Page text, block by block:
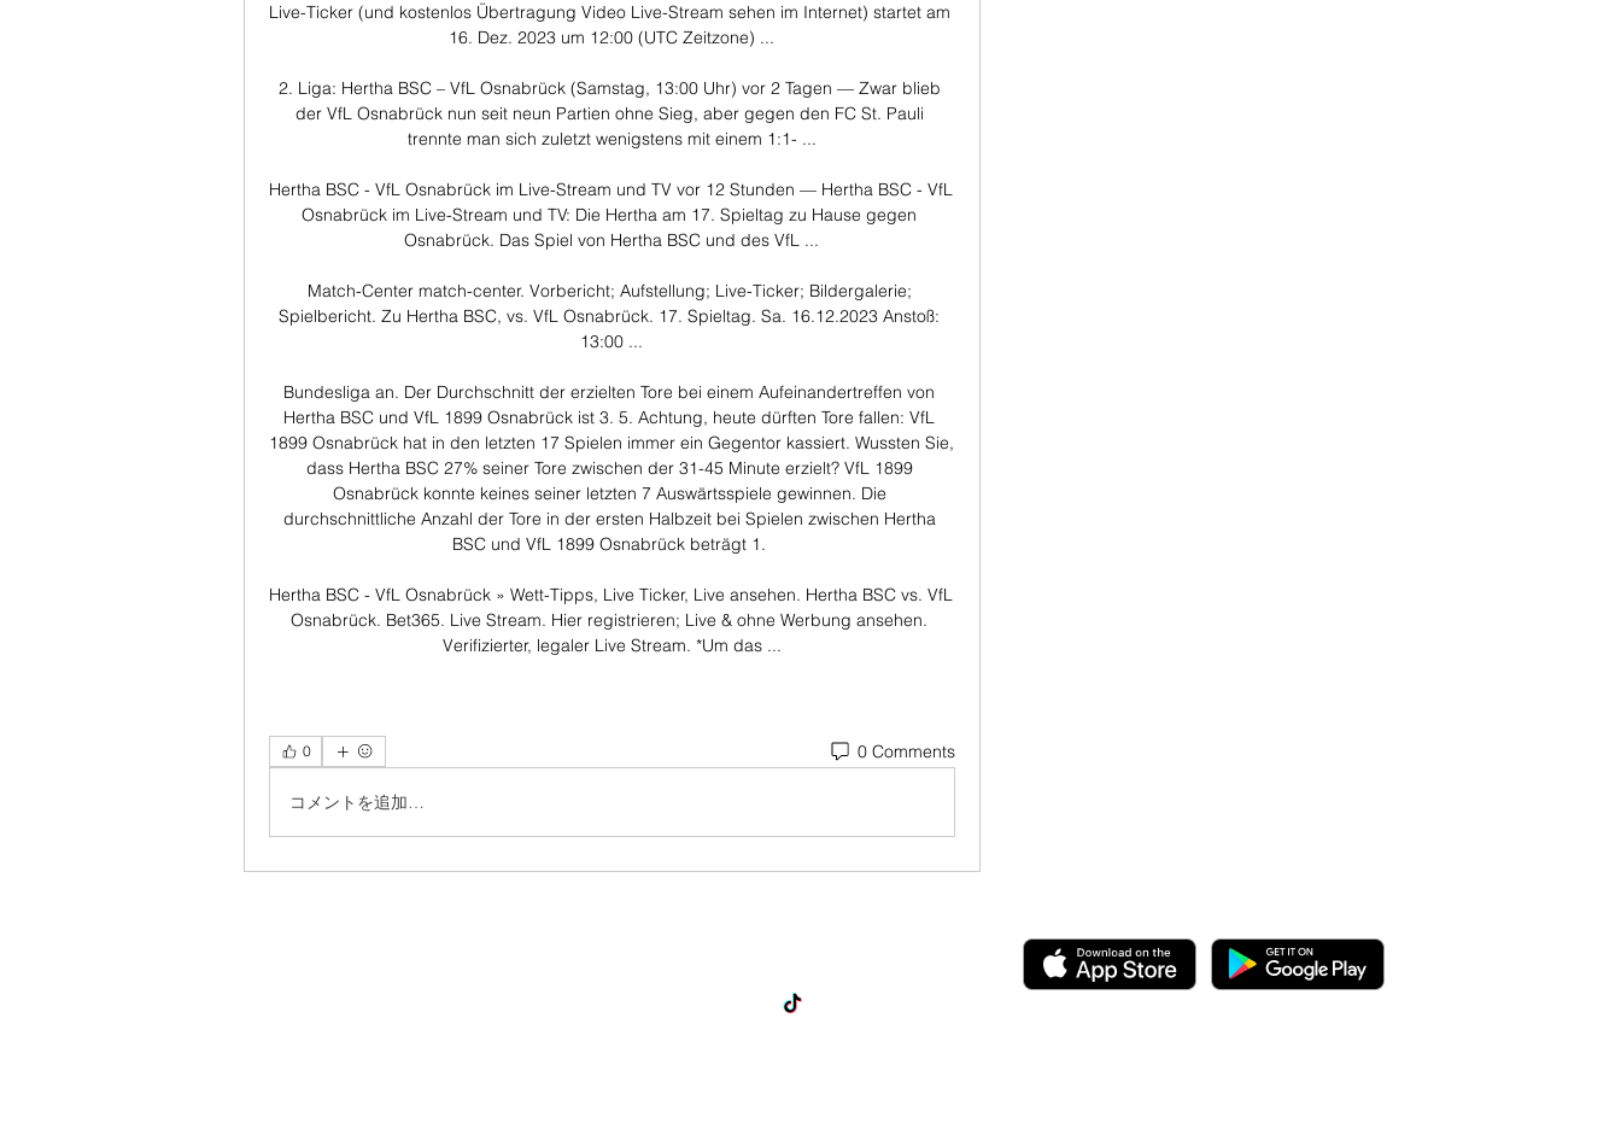
Live-Ticker (und kostenlos Übertragung Video Live-Stream sehen im Internet) startet am
16. Dez. 2023 um 12:00 (UTC Zeitzone) ...
2. Liga: Hertha BSC – VfL Osnabrück (Samstag, 13:00 Uhr) vor 2 Tagen — Zwar blieb
der VfL Osnabrück nun seit neun Partien ohne Sieg, aber gegen den FC St. Pauli
trennte man sich zuletzt wenigstens mit einem 1:1- ...
Hertha BSC - VfL Osnabrück im Live-Stream und TV vor 12 Stunden — Hertha BSC - VfL
Osnabrück im Live-Stream und TV: Die Hertha am 17. Spieltag zu Hause gegen
Osnabrück. Das Spiel von Hertha BSC und des VfL ...
Match-Center match-center. Vorbericht; Aufstellung; Live-Ticker; Bildergalerie;
Spielbericht. Zu Hertha BSC, vs. VfL Osnabrück. 17. Spieltag. Sa. 16.12.2023 Anstoß:
13:00 ...
Bundesliga an. Der Durchschnitt der erzielten Tore bei einem Aufeinandertreffen von
Hertha BSC und VfL 1899 Osnabrück ist 3. 5. Achtung, heute dürften Tore fallen: VfL
1899 Osnabrück hat in den letzten 17 Spielen immer ein Gegentor kassiert. Wussten Sie,
dass Hertha BSC 27% seiner Tore zwischen der 31-45 Minute erzielt? VfL 1899
Osnabrück konnte keines seiner letzten 7 Auswärtsspiele gewinnen. Die
durchschnittliche Anzahl der Tore in der ersten Halbzeit bei Spielen zwischen Hertha
BSC und VfL 1899 Osnabrück beträgt 1.
Hertha BSC - VfL Osnabrück » Wett-Tipps, Live Ticker, Live ansehen. Hertha BSC vs. VfL
Osnabrück. Bet365. Live Stream. Hier registrieren; Live & ohne Werbung ansehen.
Verifizierter, legaler Live Stream. *Um das ...
0 0 Comments
コメントを追加…